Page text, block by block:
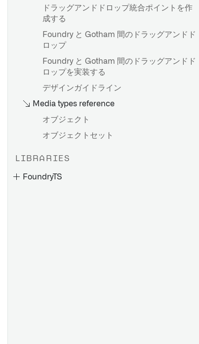
サポートされている機能
Foundry Branching アプリケーション
ブランチライフサイクルワークフロー
Workshop のリベースとコンフリクト解決
ブランチ保持
ドラッグアンドドロップ統合ポイントを作
成する
Foundry と Gotham 間のドラッグアンドド
ロップ
Foundry と Gotham 間のドラッグアンドド
ロップを実装する
デザインガイドライン
Media types reference
オブジェクト
オブジェクトセット
LIBRARIES
FoundryTS